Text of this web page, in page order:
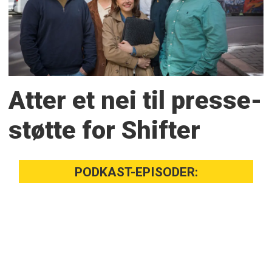
Atter et nei til presse­
støtte for Shifter
PODKAST-EPISODER: